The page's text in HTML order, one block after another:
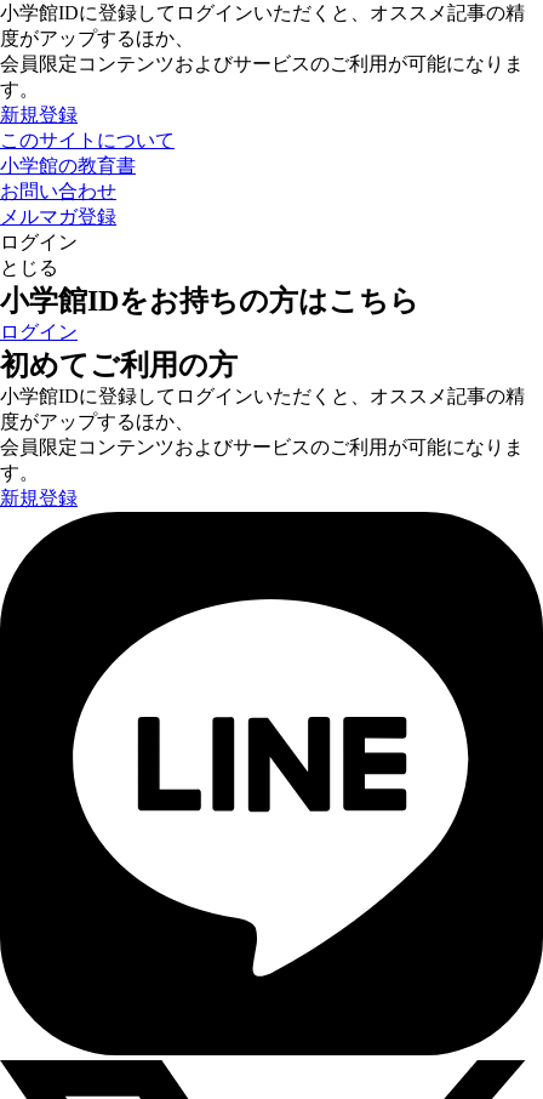
小学館IDに登録してログインいただくと、オススメ記事の精
度がアップするほか、
会員限定コンテンツおよびサービスのご利用が可能になりま
す。
新規登録
このサイトについて
小学館の教育書
お問い合わせ
メルマガ登録
ログイン
とじる
小学館IDをお持ちの方はこちら
ログイン
初めてご利用の方
小学館IDに登録してログインいただくと、オススメ記事の精
度がアップするほか、
会員限定コンテンツおよびサービスのご利用が可能になりま
す。
新規登録